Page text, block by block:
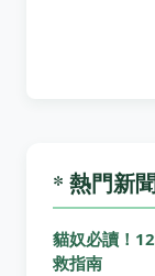
* 熱門新
貓奴必讀！
救指南